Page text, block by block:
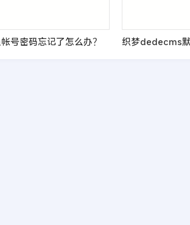
号密码忘记了怎么办？